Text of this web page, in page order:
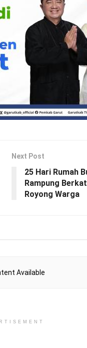
Next Post
25 Hari Rumah
Rampung
Royong Warga
Available